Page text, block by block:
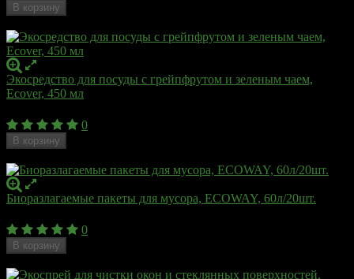
В корзину
Экосредство для посуды с грейпфрутом и зеленым чаем,
Ecover, 450 мл
0
В корзину
Биоразлагаемые пакеты для мусора, ECOWAY, 60л/20шт.
0
В корзину